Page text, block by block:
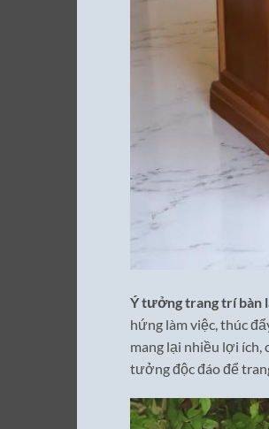
Ý tưởng trang trí bàn
hứng làm việc, thúc
mang lại nhiều lợi ích,
tưởng độc đáo để